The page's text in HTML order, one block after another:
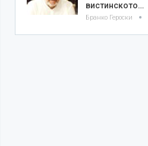
вистинското…
Бранко Героски